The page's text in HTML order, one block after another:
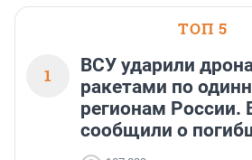
ТОП 5
1
ВСУ ударили
ракетами по
регионам России.
сообщили о